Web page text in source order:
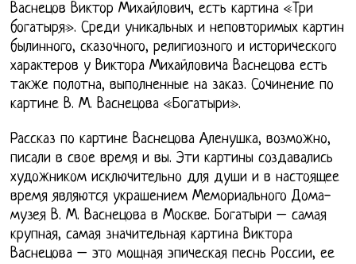
Васнецов Виктор Михайлович, есть картина «Три
богатыря». Среди уникальных и неповторимых картин
былинного, сказочного, религиозного и исторического
характеров у Виктора Михайловича Васнецова есть
также полотна, выполненные на заказ. Сочинение по
картине В. М. Васнецова «Богатыри».
Рассказ по картине Васнецова Аленушка, возможно,
писали в свое время и вы. Эти картины создавались
художником исключительно для души и в настоящее
время являются украшением Мемориального Дома-
музея В. М. Васнецова в Москве. Богатыри – самая
крупная, самая значительная картина Виктора
Васнецова – это мощная эпическая песнь России, ее